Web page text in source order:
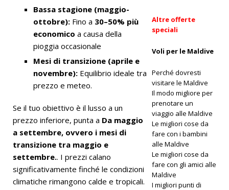
[ 3 aprile
2026 ]
partecipar
e a un
ma di
ripristino
barriere
coralline
Bassa stagione (maggio-
ottobre): Fino a 30–50% più
economico a causa della
pioggia occasionale
Mesi di transizione (aprile e
novembre): Equilibrio ideale tra
prezzo e meteo.
Se il tuo obiettivo è il lusso a un
prezzo inferiore, punta a Da maggio
a settembre, ovvero i mesi di
transizione tra maggio e
settembre.. I prezzi calano
significativamente finché le condizioni
climatiche rimangono calde e tropicali.
Altre offerte
speciali
Voli per le Maldive
Perché dovresti
visitare le Maldive
Il modo migliore per
prenotare un
viaggio alle Maldive
Le migliori cose da
fare con i bambini
alle Maldive
Le migliori cose da
fare con gli amici alle
Maldive
I migliori punti di